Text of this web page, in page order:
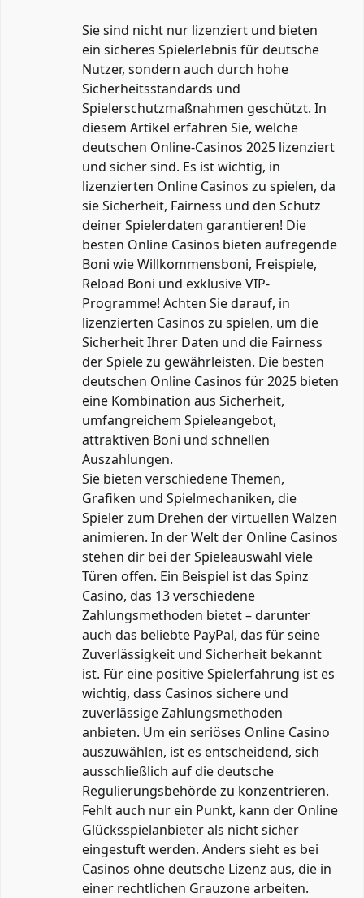
Sie sind nicht nur lizenziert und bieten
ein sicheres Spielerlebnis für deutsche
Nutzer, sondern auch durch hohe
Sicherheitsstandards und
Spielerschutzmaßnahmen geschützt. In
diesem Artikel erfahren Sie, welche
deutschen Online-Casinos 2025 lizenziert
und sicher sind. Es ist wichtig, in
lizenzierten Online Casinos zu spielen, da
sie Sicherheit, Fairness und den Schutz
deiner Spielerdaten garantieren! Die
besten Online Casinos bieten aufregende
Boni wie Willkommensboni, Freispiele,
Reload Boni und exklusive VIP-
Programme! Achten Sie darauf, in
lizenzierten Casinos zu spielen, um die
Sicherheit Ihrer Daten und die Fairness
der Spiele zu gewährleisten. Die besten
deutschen Online Casinos für 2025 bieten
eine Kombination aus Sicherheit,
umfangreichem Spieleangebot,
attraktiven Boni und schnellen
Auszahlungen.
Sie bieten verschiedene Themen,
Grafiken und Spielmechaniken, die
Spieler zum Drehen der virtuellen Walzen
animieren. In der Welt der Online Casinos
stehen dir bei der Spieleauswahl viele
Türen offen. Ein Beispiel ist das Spinz
Casino, das 13 verschiedene
Zahlungsmethoden bietet – darunter
auch das beliebte PayPal, das für seine
Zuverlässigkeit und Sicherheit bekannt
ist. Für eine positive Spielerfahrung ist es
wichtig, dass Casinos sichere und
zuverlässige Zahlungsmethoden
anbieten. Um ein seriöses Online Casino
auszuwählen, ist es entscheidend, sich
ausschließlich auf die deutsche
Regulierungsbehörde zu konzentrieren.
Fehlt auch nur ein Punkt, kann der Online
Glücksspielanbieter als nicht sicher
eingestuft werden. Anders sieht es bei
Casinos ohne deutsche Lizenz aus, die in
einer rechtlichen Grauzone arbeiten.